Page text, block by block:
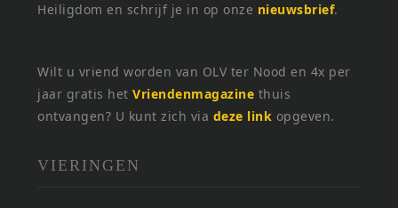
Heiligdom en schrijf je in op onze nieuwsbrief.
Wilt u vriend worden van OLV ter Nood en 4x per
jaar gratis hetVriendenmagazine thuis
ontvangen? U kunt zich via deze link opgeven.
VIERINGEN